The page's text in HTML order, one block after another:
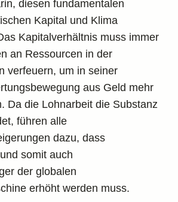
diesen fundamentalen
Kapital und Klima
Kapitalverhältnis muss immer
an Ressourcen in der
verfeuern, um in seiner
aus Geld mehr
Da die Lohnarbeit die Substanz
führen alle
dazu, dass
somit auch
der globalen
erhöht werden muss.